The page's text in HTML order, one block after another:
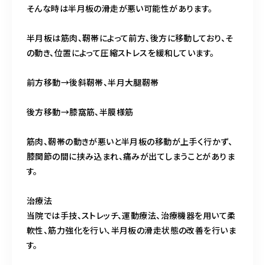
そんな時は半月板の滑走が悪い可能性があります。
半月板は筋肉、靭帯によって前方、後方に移動しており、そ
の動き、位置によって圧縮ストレスを緩和しています。
前方移動→後斜靭帯、半月大腿靭帯
後方移動→膝窩筋、半膜様筋
筋肉、靭帯の動きが悪いと半月板の移動が上手く行かず、
膝関節の間に挟み込まれ、痛みが出てしまうことがありま
す。
治療法
当院では手技、ストレッチ、運動療法、治療機器を用いて柔
軟性、筋力強化を行い、半月板の滑走状態の改善を行いま
す。